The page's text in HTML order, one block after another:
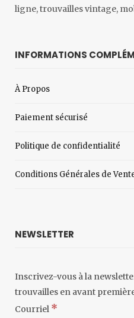
ligne, trouvailles vintage,
INFORMATIONS
À Propos
Paiement sécurisé
Politique de confidentialité
Conditions Générales de
NEWSLETTER
Inscrivez-vous à la
trouvailles en avant
Courriel *